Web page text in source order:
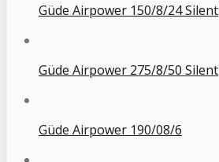
Güde Airpower 150/8/24 Silent
Güde Airpower 275/8/50 Silent
Güde Airpower 190/08/6